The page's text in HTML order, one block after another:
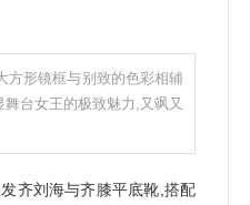
方形镜框与别致的色彩相辅
台女王的极致魅力,又飒又
齐刘海与齐膝平底靴,搭配